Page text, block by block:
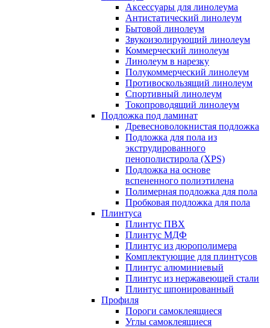
Аксессуары для линолеума
Антистатический линолеум
Бытовой линолеум
Звукоизолирующий линолеум
Коммерческий линолеум
Линолеум в нарезку
Полукоммерческий линолеум
Противоскользящий линолеум
Спортивный линолеум
Токопроводящий линолеум
Подложка под ламинат
Древесноволокнистая подложка
Подложка для пола из
экструдированного
пенополистирола (XPS)
Подложка на основе
вспененного полиэтилена
Полимерная подложка для пола
Пробковая подложка для пола
Плинтуса
Плинтус ПВХ
Плинтус МДФ
Плинтус из дюрополимера
Комплектующие для плинтусов
Плинтус алюминиевый
Плинтус из нержавеющей стали
Плинтус шпонированный
Профиля
Пороги самоклеящиеся
Углы самоклеящиеся